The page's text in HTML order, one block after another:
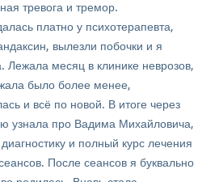
тревога и тремор.
платно у психотерапевта,
вылезли побочки и я
Лежала месяц в клинике неврозов,
было более менее,
и всё по новой. В итоге через
узнала про Вадима Михайловича,
и полный курс лечения
После сеансов я буквально